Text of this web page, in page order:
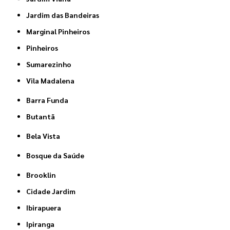
Jardim das Bandeiras
Marginal Pinheiros
Pinheiros
Sumarezinho
Vila Madalena
Barra Funda
Butantã
Bela Vista
Bosque da Saúde
Brooklin
Cidade Jardim
Ibirapuera
Ipiranga